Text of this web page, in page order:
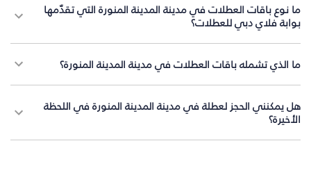
ما نوع باقات العطلات في مدينة المدينة المنورة التي تقدّمها
بوابة فلاي دبي للعطلات؟
ما الذي تشمله باقات العطلات في مدينة المدينة المنورة؟
هل يمكنني الحجز لعطلة في مدينة المدينة المنورة في اللحظة
الأخيرة؟